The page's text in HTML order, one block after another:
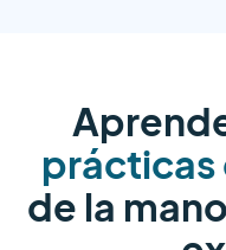
prácticas
de la